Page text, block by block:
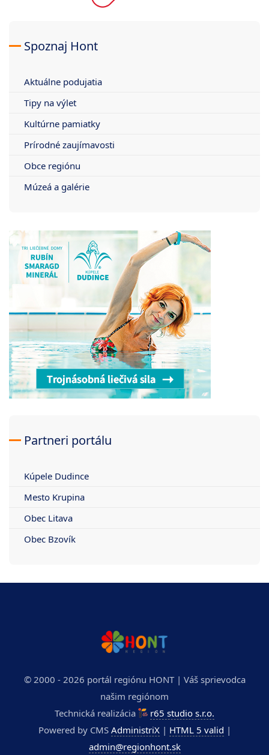
Spoznaj Hont
Aktuálne podujatia
Tipy na výlet
Kultúrne pamiatky
Prírodné zaujímavosti
Obce regiónu
Múzeá a galérie
Partneri portálu
Kúpele Dudince
Mesto Krupina
Obec Litava
Obec Bzovík
© 2000 - 2026 portál regiónu HONT | Váš sprievodca
našim regiónom
Technická realizácia
r65 studio s.r.o.
Powered by CMS AdministriX| HTML 5 valid |
admin@regionhont.sk